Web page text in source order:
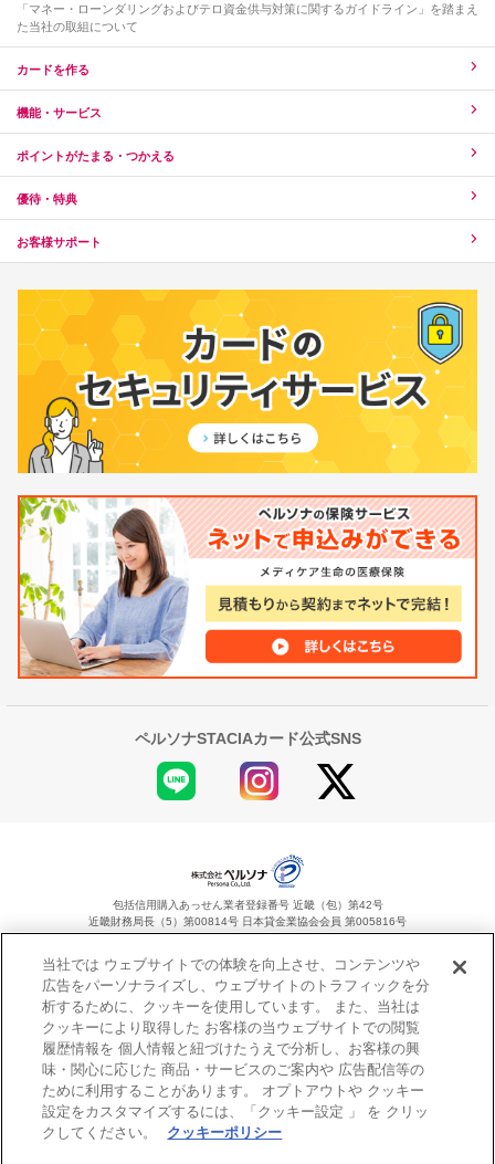
「マネー・ローンダリングおよびテロ資金供与対策に関するガイドライン」を踏まえ
た当社の取組について
カードを作る
機能・サービス
ポイントがたまる・つかえる
優待・特典
お客様サポート
ペルソナSTACIAカード公式SNS
包括信用購入あっせん業者登録番号 近畿（包）第42号
近畿財務局長（5）第00814号 日本貸金業協会会員 第005816号
Copyright©Persona Co.,Ltd. All Rights Reserved.
当社では ウェブサイトでの体験を向上させ、コンテンツや
広告をパーソナライズし、ウェブサイトのトラフィックを分
析するために、クッキーを使用しています。 また、当社は
クッキーにより取得した お客様の当ウェブサイトでの閲覧
履歴情報を 個人情報と紐づけたうえで分析し、お客様の興
味・関心に応じた 商品・サービスのご案内や 広告配信等の
ために利用することがあります。 オプトアウトや クッキー
設定をカスタマイズするには、「クッキー設定 」 を クリッ
クしてください。
クッキーポリシー